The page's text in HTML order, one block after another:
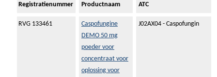
Registratienummer Productnaam ATC
RVG 133461
Caspofungine
DEMO 50 mg
poeder voor
concentraat voor
oplossing voor
J02AX04 - Caspofungin